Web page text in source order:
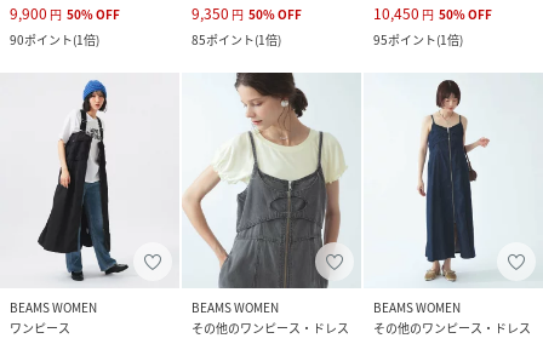
9,900 円 50%OFF
90ポイント(1倍)
9,350 円 50%OFF
85ポイント(1倍)
10,450 円 50%OFF
95ポイント(1倍)
BEAMS WOMEN
ワンピース
BEAMS WOMEN
その他のワンピース・ドレス
BEAMS WOMEN
その他のワンピース・ドレス